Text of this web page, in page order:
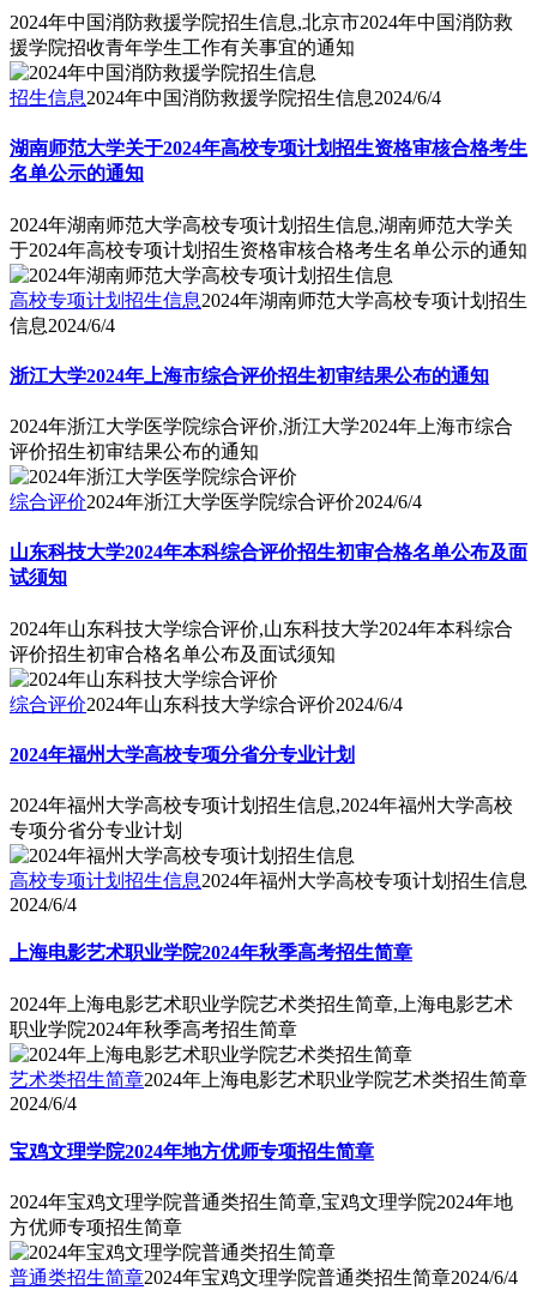
2024年中国消防救援学院招生信息,北京市2024年中国消防救
援学院招收青年学生工作有关事宜的通知
招生信息2024年中国消防救援学院招生信息2024/6/4
湖南师范大学关于2024年高校专项计划招生资格审核合格考生
名单公示的通知
2024年湖南师范大学高校专项计划招生信息,湖南师范大学关
于2024年高校专项计划招生资格审核合格考生名单公示的通知
高校专项计划招生信息2024年湖南师范大学高校专项计划招生
信息2024/6/4
浙江大学2024年上海市综合评价招生初审结果公布的通知
2024年浙江大学医学院综合评价,浙江大学2024年上海市综合
评价招生初审结果公布的通知
综合评价2024年浙江大学医学院综合评价2024/6/4
山东科技大学2024年本科综合评价招生初审合格名单公布及面
试须知
2024年山东科技大学综合评价,山东科技大学2024年本科综合
评价招生初审合格名单公布及面试须知
综合评价2024年山东科技大学综合评价2024/6/4
2024年福州大学高校专项分省分专业计划
2024年福州大学高校专项计划招生信息,2024年福州大学高校
专项分省分专业计划
高校专项计划招生信息2024年福州大学高校专项计划招生信息
2024/6/4
上海电影艺术职业学院2024年秋季高考招生简章
2024年上海电影艺术职业学院艺术类招生简章,上海电影艺术
职业学院2024年秋季高考招生简章
艺术类招生简章2024年上海电影艺术职业学院艺术类招生简章
2024/6/4
宝鸡文理学院2024年地方优师专项招生简章
2024年宝鸡文理学院普通类招生简章,宝鸡文理学院2024年地
方优师专项招生简章
普通类招生简章2024年宝鸡文理学院普通类招生简章2024/6/4